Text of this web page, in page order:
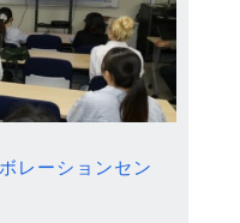
レーションセン